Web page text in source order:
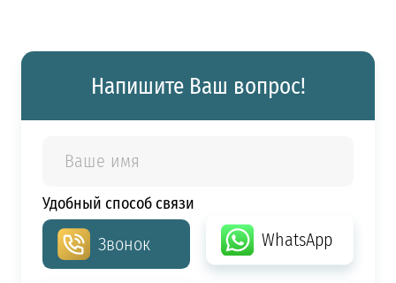
Напишите Ваш вопрос!
Удобный способ связи
Звонок WhatsApp